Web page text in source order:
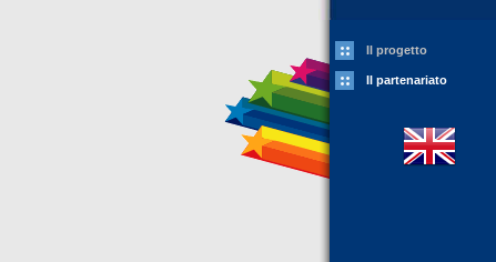
Il progetto
Il partenariato